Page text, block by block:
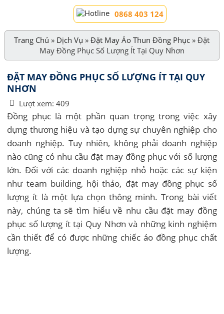
0868 403 124
Trang Chủ » Dịch Vụ »Đặt May Áo Thun Đồng Phục »Đặt
May Đồng Phục Số Lượng Ít Tại Quy Nhơn
ĐẶT MAY ĐỒNG PHỤC SỐ LƯỢNG ÍT TẠI QUY
NHƠN
Lượt xem: 409
Đồng phục là một phần quan trọng trong việc xây
dựng thương hiệu và tạo dựng sự chuyên nghiệp cho
doanh nghiệp. Tuy nhiên, không phải doanh nghiệp
nào cũng có nhu cầu đặt may đồng phục với số lượng
lớn. Đối với các doanh nghiệp nhỏ hoặc các sự kiện
như team building, hội thảo, đặt may đồng phục số
lượng ít là một lựa chọn thông minh. Trong bài viết
này, chúng ta sẽ tìm hiểu về nhu cầu đặt may đồng
phục số lượng ít tại Quy Nhơn và những kinh nghiệm
cần thiết để có được những chiếc áo đồng phục chất
lượng.